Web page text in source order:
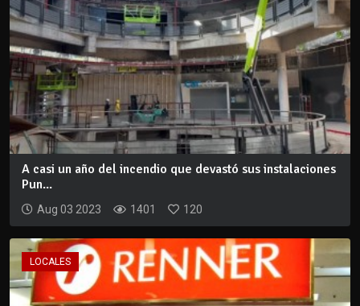
A casi un año del incendio que devastó sus instalaciones
Pun...
Aug 03 2023 1401 120
LOCALES